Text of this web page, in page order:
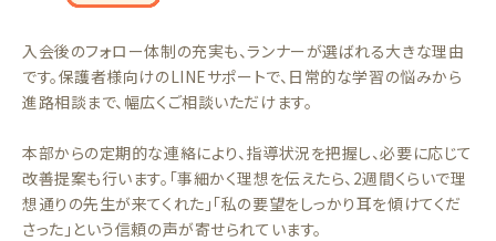
入会後のフォロー体制の充実も、ランナーが選ばれる大きな理由
です。保護者様向けのLINEサポートで、日常的な学習の悩みから
進路相談まで、幅広くご相談いただけます。
本部からの定期的な連絡により、指導状況を把握し、必要に応じて
改善提案も行います。「事細かく理想を伝えたら、2週間くらいで理
想通りの先生が来てくれた」「私の要望をしっかり耳を傾けてくだ
さった」という信頼の声が寄せられています。